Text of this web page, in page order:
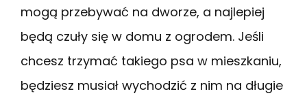
mogą przebywać na dworze, a najlepiej
będą czuły się w domu z ogrodem. Jeśli
chcesz trzymać takiego psa w mieszkaniu,
będziesz musiał wychodzić z nim na długie